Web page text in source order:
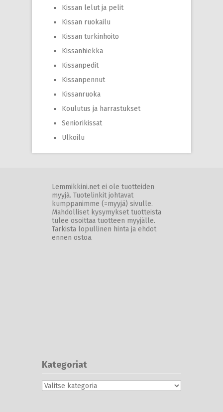
Kissan lelut ja pelit
Kissan ruokailu
Kissan turkinhoito
Kissanhiekka
Kissanpedit
Kissanpennut
Kissanruoka
Koulutus ja harrastukset
Seniorikissat
Ulkoilu
Lemmikkini.net ei ole tuotteiden
myyjä. Tuotelinkit johtavat
kumppanimme (=myyjä) sivulle.
Mahdolliset kysymykset tuotteista
tulee osoittaa tuotteen myyjälle.
Tarkista lopullinen hinta ja ehdot
ennen ostoa.
Kategoriat
Kategoriat